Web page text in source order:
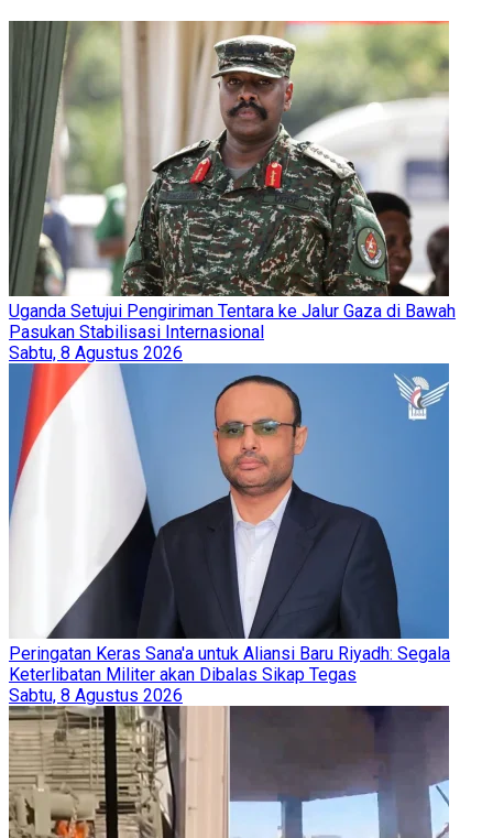
Uganda Setujui Pengiriman Tentara ke Jalur Gaza di Bawah
Pasukan Stabilisasi Internasional
Sabtu, 8 Agustus 2026
Peringatan Keras Sana'a untuk Aliansi Baru Riyadh: Segala
Keterlibatan Militer akan Dibalas Sikap Tegas
Sabtu, 8 Agustus 2026